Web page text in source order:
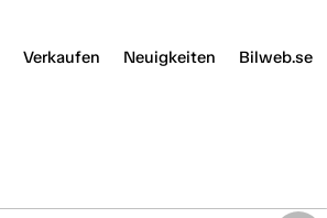
Verkaufen Neuigkeiten Bilweb.se